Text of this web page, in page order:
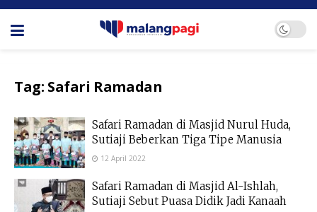
Tag: Safari Ramadan
Safari Ramadan di Masjid Nurul Huda,
Sutiaji Beberkan Tiga Tipe Manusia
12 April 2022
Safari Ramadan di Masjid Al-Ishlah,
Sutiaji Sebut Puasa Didik Jadi Kanaah